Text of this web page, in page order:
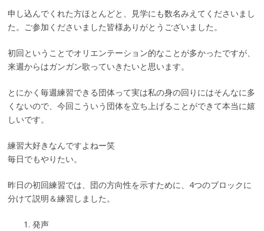
申し込んでくれた方ほとんどと、見学にも数名みえてくださいまし
た。ご参加くださいました皆様ありがとうございました。
初回ということでオリエンテーション的なことが多かったですが、
来週からはガンガン歌っていきたいと思います。
とにかく毎週練習できる団体って実は私の身の回りにはそんなに多
くないので、今回こういう団体を立ち上げることができて本当に嬉
しいです。
練習大好きなんですよねー笑
毎日でもやりたい。
昨日の初回練習では、団の方向性を示すために、4つのブロックに
分けて説明＆練習しました。
発声